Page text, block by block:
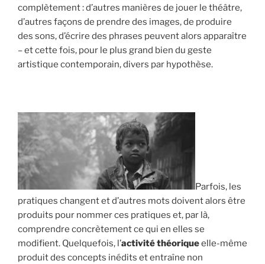
complètement : d’autres manières de jouer le théâtre,
d’autres façons de prendre des images, de produire
des sons, d’écrire des phrases peuvent alors apparaître
– et cette fois, pour le plus grand bien du geste
artistique contemporain, divers par hypothèse.
Parfois, les
pratiques changent et d’autres mots doivent alors être
produits pour nommer ces pratiques et, par là,
comprendre concrètement ce qui en elles se
modifient. Quelquefois, l’activité théoriqueelle-même
produit des concepts inédits et entraîne non